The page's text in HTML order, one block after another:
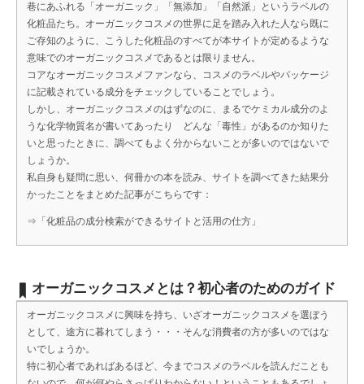
巷にあふれる「オーガニック」「無添加」「自然派」というラベルの
化粧品たち。オーガニックコスメの世界に足を踏み入れた人なら既に
ご存知のように、こうした化粧品のすべてが本サイトが定めるような
意味でのオーガニックコスメであるとは限りません。
コアなオーガニックコスメファンなら、コスメのラベルやパッケージ
に記載されている成分をチェックしていることでしょう。
しかし、オーガニックコスメのはずなのに、まるでケミカル成分のよ
うな化学物質名が書いてあったり どんな「毒性」があるのか知りた
いと思ったときに、調べてもよく分からないことが多いのではないで
しょうか。
私自身も疑問に思い、何冊かの本を読み、サイトを調べてきた結果分
かったことをまとめた記事がこちらです：
⇒ 「化粧品の成分検索ができるサイトと活用の仕方」
オーガニックコスメとは？初心者のためのガイド
オーガニックコスメに興味を持ち、いざオーガニックコスメを選ぼう
として、途方に暮れてしまう・・・そんな消費者の方が多いのではな
いでしょうか。
特に初心者であればあるほど、今までコスメのラベルを読んだことも